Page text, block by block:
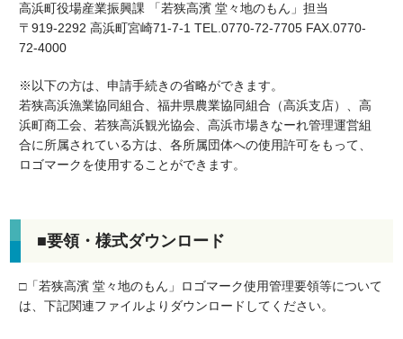
高浜町役場産業振興課 「若狭高濱 堂々地のもん」担当
〒919-2292 高浜町宮崎71-7-1 TEL.0770-72-7705 FAX.0770-
72-4000
※以下の方は、申請手続きの省略ができます。
若狭高浜漁業協同組合、福井県農業協同組合（高浜支店）、高
浜町商工会、若狭高浜観光協会、高浜市場きなーれ管理運営組
合に所属されている方は、各所属団体への使用許可をもって、
ロゴマークを使用することができます。
■要領・様式ダウンロード
□「若狭高濱 堂々地のもん」ロゴマーク使用管理要領等について
は、下記関連ファイルよりダウンロードしてください。